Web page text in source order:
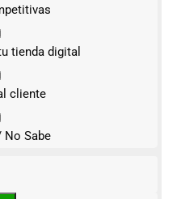
tienda digital
cliente
No Sabe